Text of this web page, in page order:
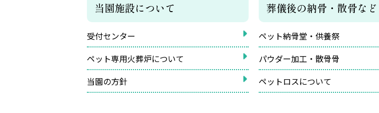
当園施設について
受付センター
ペット専用火葬炉について
当園の方針
葬儀後の納骨・散骨など
ペット納骨堂・供養祭
パウダー加工・散骨骨
ペットロスについて